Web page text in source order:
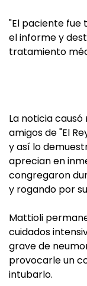
"El paciente fue
el informe y
tratamiento
La noticia
amigos de "El
y así lo
aprecian en
congregaron
y rogando por
Mattioli
cuidados
grave de
provocarle un
intubarlo.